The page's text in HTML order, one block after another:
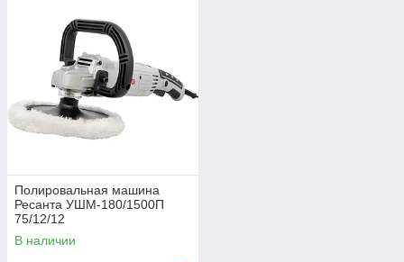
Полировальная машина
Ресанта УШМ-180/1500П
75/12/12
В наличии